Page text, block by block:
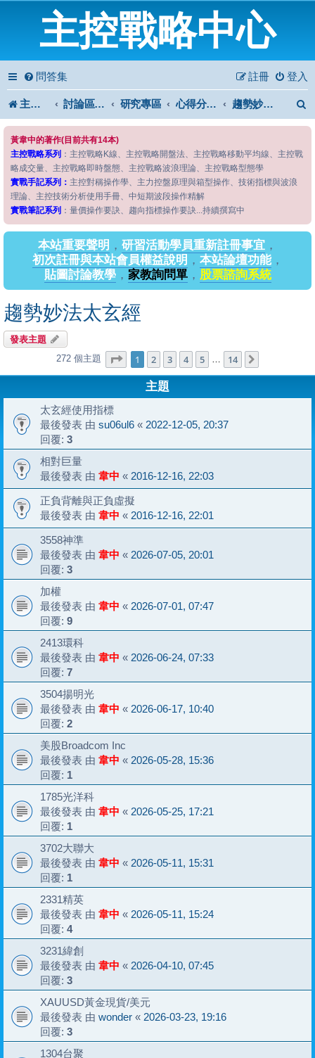
主控戰略中心
問答集 登入
註冊
主控戰略中心 討論區首頁 研究專區 心得分享專區 趨勢妙法太玄經
黃韋中的著作(目前共有14本)
主控戰略系列 ：主控戰略K線、主控戰略開盤法、主控戰略移動平均線、主控戰
略成交量、主控戰略即時盤態、主控戰略波浪理論、主控戰略型態學
實戰手記系列： 主控對稱操作學、主力控盤原理與箱型操作、技術指標與波浪
理論、主控技術分析使用手冊、中短期波段操作精解
實戰筆記系列 ：量價操作要訣、趨向指標操作要訣...持續撰寫中
本站重要聲明 ， 研習活動學員重新註冊事宜 ，
初次註冊與本站會員權益說明 ， 本站論壇功能，
貼圖討論教學， 家教詢問單， 股票諮詢系統
趨勢妙法太玄經
發表主題
272 個主題 1 頁 (共 14 頁)
1 2 3 4 5 … 14
主題
太玄經使用指標
最後發表 由 su06ul6 « 2022-12-05, 20:37
回覆: 3
相對巨量
最後發表 由 韋中 « 2016-12-16, 22:03
正負背離與正負虛擬
最後發表 由 韋中 « 2016-12-16, 22:01
3558神準
最後發表 由 韋中 « 2026-07-05, 20:01
回覆: 3
加權
最後發表 由 韋中 « 2026-07-01, 07:47
回覆: 9
2413環科
最後發表 由 韋中 « 2026-06-24, 07:33
回覆: 7
3504揚明光
最後發表 由 韋中 « 2026-06-17, 10:40
回覆: 2
美股Broadcom Inc
最後發表 由 韋中 « 2026-05-28, 15:36
回覆: 1
1785光洋科
最後發表 由 韋中 « 2026-05-25, 17:21
回覆: 1
3702大聯大
最後發表 由 韋中 « 2026-05-11, 15:31
回覆: 1
2331精英
最後發表 由 韋中 « 2026-05-11, 15:24
回覆: 4
3231緯創
最後發表 由 韋中 « 2026-04-10, 07:45
回覆: 3
XAUUSD黃金現貨/美元
最後發表 由 wonder « 2026-03-23, 19:16
回覆: 3
1304台聚